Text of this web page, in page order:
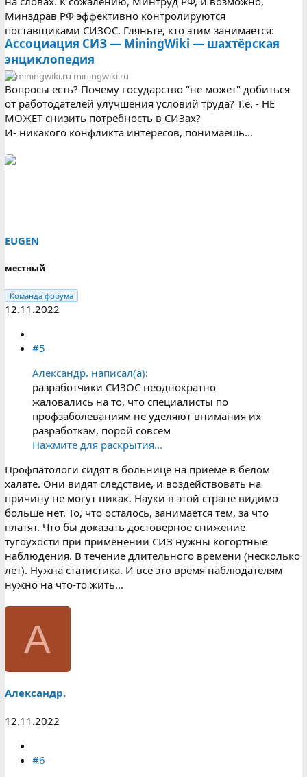
Минздрав РФ эффективно контролируются
поставщиками СИЗОС. Гляньте, кто этим занимается:
Ассоциация СИЗ — MiningWiki — шахтёрская
энциклопедия
miningwiki.ru
Вопросы есть? Почему государство "не может" добиться
от работодателей улучшения условий труда? Т.е. - НЕ
МОЖЕТ снизить потребность в СИЗах?
И- никакого конфликта интересов, понимаешь...
EUGEN
местный
Команда форума
12.11.2022
#5
Александр. написал(а):
разработчики СИЗОС неоднократно
жаловались на то, что специалисты по
профзаболеваниям не уделяют внимания их
разработкам, порой совсем
Нажмите для раскрытия...
Профпатологи сидят в больнице на приеме в белом
халате. Они видят следствие, и воздействовать на
причину не могут никак. Науки в этой стране видимо
больше нет. То, что осталось, занимается тем, за что
платят. Что бы доказать достоверное снижение
тугоухости при применении СИЗ нужны когортные
наблюдения. В течение длительного времени (несколько
лет). Нужна статистика. И все это время наблюдателям
нужно на что-то жить...
А
Александр.
12.11.2022
#6